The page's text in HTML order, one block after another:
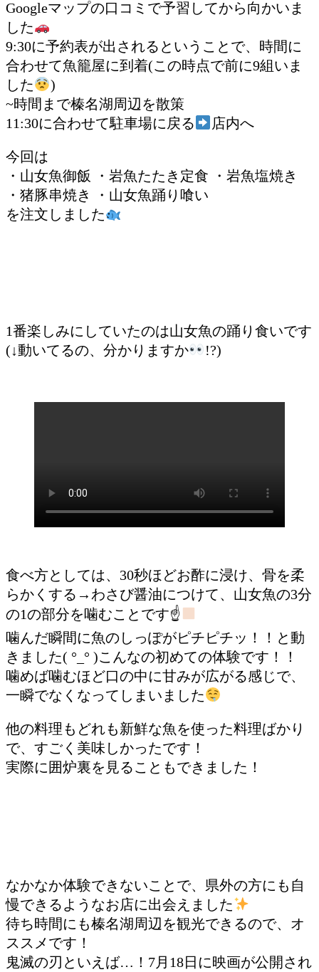
Googleマップの口コミで予習してから向かいま
した
9:30に予約表が出されるということで、時間に
合わせて魚籠屋に到着(この時点で前に9組いま
した
)
~時間まで榛名湖周辺を散策
11:30に合わせて駐車場に戻る
店内へ
今回は
・山女魚御飯 ・岩魚たたき定食 ・岩魚塩焼き
・猪豚串焼き ・山女魚踊り喰い
を注文しました
1番楽しみにしていたのは山女魚の踊り食いです
(↓動いてるの、分かりますか
!?)
食べ方としては、30秒ほどお酢に浸け、骨を柔
らかくする→わさび醤油につけて、山女魚の3分
の1の部分を噛むことです☝
噛んだ瞬間に魚のしっぽがピチピチッ！！と動
きました( °_° )こんなの初めての体験です！！
噛めば噛むほど口の中に甘みが広がる感じで、
一瞬でなくなってしまいました
他の料理もどれも新鮮な魚を使った料理ばかり
で、すごく美味しかったです！
実際に囲炉裏を見ることもできました！
なかなか体験できないことで、県外の方にも自
慢できるようなお店に出会えました
待ち時間にも榛名湖周辺を観光できるので、オ
ススメです！
鬼滅の刃といえば…！7月18日に映画が公開され